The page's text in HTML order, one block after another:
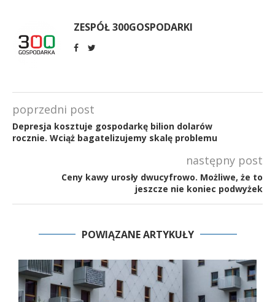
ZESPÓŁ 300GOSPODARKI
poprzedni post
Depresja kosztuje gospodarkę bilion dolarów
rocznie. Wciąż bagatelizujemy skalę problemu
następny post
Ceny kawy urosły dwucyfrowo. Możliwe, że to
jeszcze nie koniec podwyżek
POWIĄZANE ARTYKUŁY